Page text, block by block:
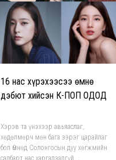
16 нас хүрэхээсээ өмнө
дэбют хийсэн К-ПОП ОДОД
Хэрэв та үнэхээр авьяаслаг,
хөдөлмөрч мөн бага зэрэг царайлаг
бол Өмнөд Солонгосын дуу хөгжмийн
салбарт нас харгалзалгүй...